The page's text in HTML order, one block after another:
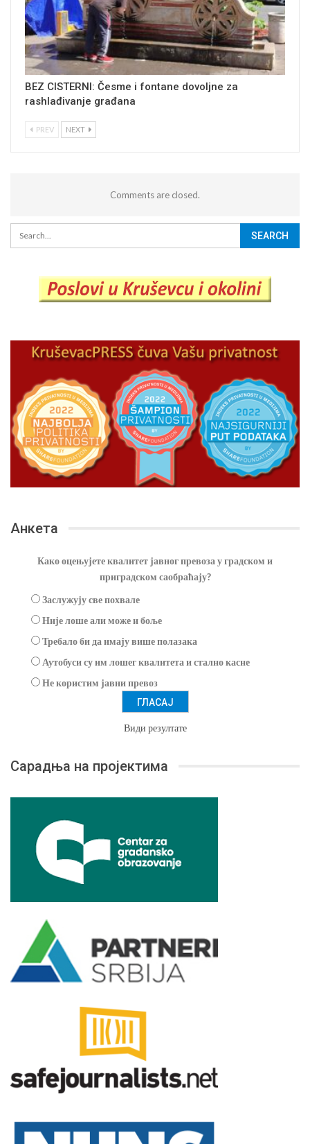
BEZ CISTERNI: Česme i fontane dovoljne za
rashlađivanje građana
PREV NEXT
Comments are closed.
Анкета
Како оцењујете квалитет јавног превоза у градском и
приградском саобраћају?
Заслужују све похвале
Није лоше али може и боље
Требало би да имају више полазака
Аутобуси су им лошег квалитета и стално касне
Не користим јавни превоз
Види резултате
Сарадња на пројектима